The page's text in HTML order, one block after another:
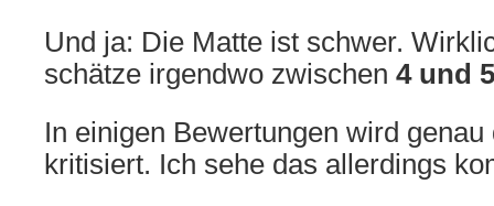
Und ja: Die Matte ist schwer.
schätze irgendwo zwischen 4 und
In einigen Bewertungen wird
kritisiert. Ich sehe das allerdings